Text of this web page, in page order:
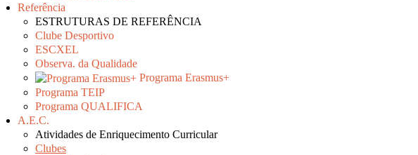
Referência
ESTRUTURAS DE REFERÊNCIA
Clube Desportivo
ESCXEL
Observa. da Qualidade
Programa Erasmus+
Programa TEIP
Programa QUALIFICA
A.E.C.
Atividades de Enriquecimento Curricular
Clubes